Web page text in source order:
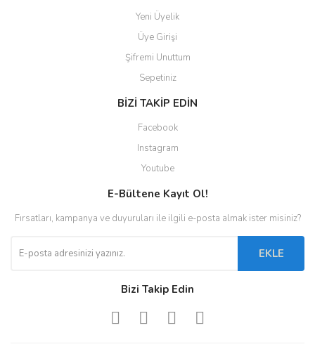
Yeni Üyelik
Üye Girişi
Şifremi Unuttum
Sepetiniz
BİZİ TAKİP EDİN
Facebook
Instagram
Youtube
E-Bültene Kayıt Ol!
Fırsatları, kampanya ve duyuruları ile ilgili e-posta almak ister misiniz?
EKLE
Bizi Takip Edin